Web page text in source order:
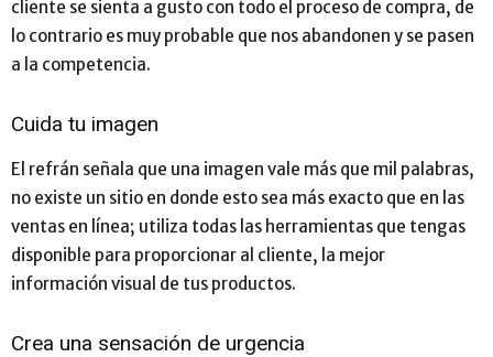
cliente se sienta a gusto con todo el proceso de compra, de
lo contrario es muy probable que nos abandonen y se pasen
a la competencia.
Cuida tu imagen
El refrán señala que una imagen vale más que mil palabras,
no existe un sitio en donde esto sea más exacto que en las
ventas en línea; utiliza todas las herramientas que tengas
disponible para proporcionar al cliente, la mejor
información visual de tus productos.
Crea una sensación de urgencia